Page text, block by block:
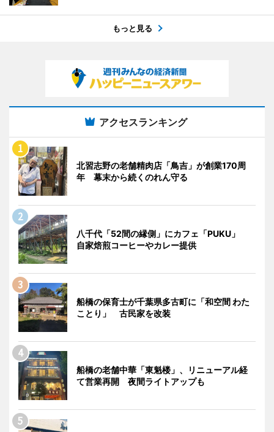
もっと見る
アクセスランキング
北習志野の老舗精肉店「鳥吉」が創業170周
年 幕末から続くのれん守る
八千代「52間の縁側」にカフェ「PUKU」
自家焙煎コーヒーやカレー提供
船橋の保育士が千葉県多古町に「和空間 わた
ことり」 古民家を改装
船橋の老舗中華「東魁楼」、リニューアル経
て営業再開 夜間ライトアップも